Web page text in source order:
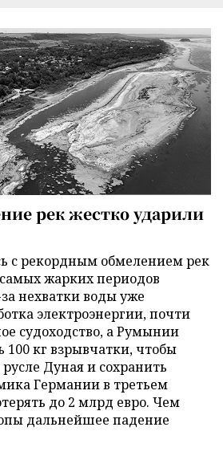
рек жестко ударили
с рекордным обмелением рек
жарких периодов
нехватки воды уже
электроэнергии, почти
судоходство, а Румынии
100 кг взрывчатки, чтобы
Дуная и сохранить
Германии в третьем
до 2 млрд евро. Чем
дальнейшее падение